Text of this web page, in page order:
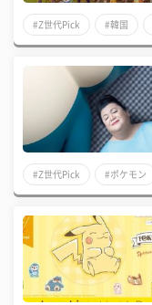
#Z世代Pick #韓国
#Z世代Pick #ポケモン